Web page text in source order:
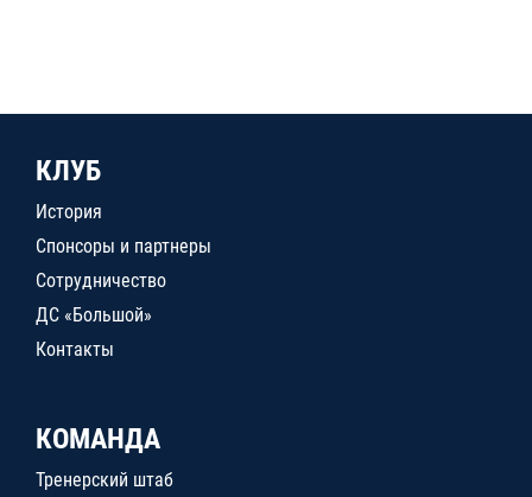
КЛУБ
История
Спонсоры и партнеры
Сотрудничество
ДС «Большой»
Контакты
КОМАНДА
Тренерский штаб